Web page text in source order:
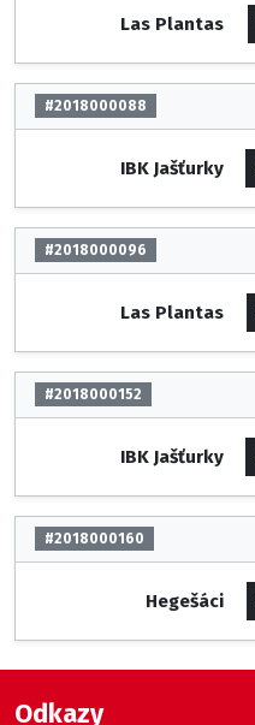
Las Plantas
#2018000088
IBK Jašťurky
#2018000096
Las Plantas
#2018000152
IBK Jašťurky
#2018000160
Hegešáci
Odkazy